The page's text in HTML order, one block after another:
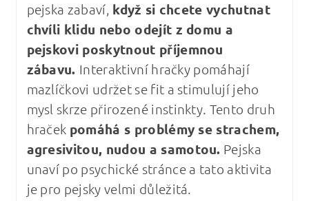
pejska zabaví, když si chcete vychutnat
chvíli klidu nebo odejít z domu a
pejskovi poskytnout příjemnou
zábavu. Interaktivní hračky pomáhají
mazlíčkovi udržet se fit a stimulují jeho
mysl skrze přirozené instinkty. Tento druh
hraček pomáhá s problémy se strachem,
agresivitou, nudou a samotou. Pejska
unaví po psychické stránce a tato aktivita
je pro pejsky velmi důležitá.